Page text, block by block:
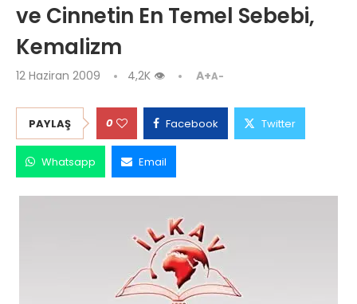
ve Cinnetin En Temel Sebebi,
Kemalizm
12 Haziran 2009 4,2K 👁 A+A-
PAYLAŞ 0 Facebook Twitter
Whatsapp Email